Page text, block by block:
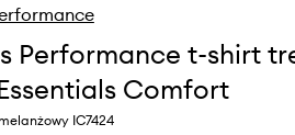
Performance t-shirt
Comfort
IC7424